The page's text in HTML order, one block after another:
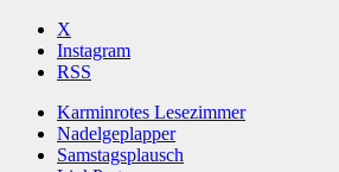
X
Instagram
RSS
Karminrotes Lesezimmer
Nadelgeplapper
Samstagsplausch